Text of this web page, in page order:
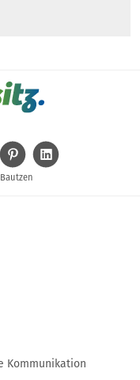
Youtube Pinterest
Kommunikation